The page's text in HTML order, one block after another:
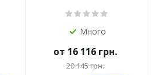
Много
от 16 116 грн.
20 145 грн.